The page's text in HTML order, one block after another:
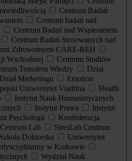
Centrum Badań
Centrum badań nad
Centrum Badań nad Wspieraniem
Centrum Badań Stosowanych nad
Zdrowotnymi CARE-BEH
Wschodniej
Centrum Studiów
Transferu Wiedzy
Dział
Dział Marketingu
Emotion
Uniwersytet Viadrina
Health
Instytut Nauk Humanistycznych
Instytut Prawa
Instytut
Psychologii
Konfederacja
Lab
StresLab Centrum
Szkoła Doktorska
Uniwersytet
w Krakowie
Wydział Nauk